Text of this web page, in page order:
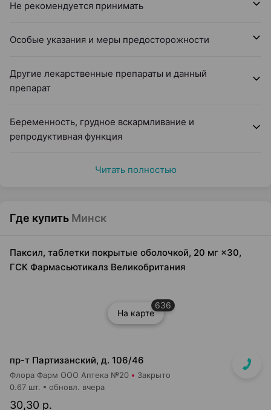
Не рекомендуется принимать
Особые указания и меры предосторожности
Другие лекарственные препараты и данный
препарат
Беременность, грудное вскармливание и
репродуктивная функция
Читать полностью
Где купить Минск
Паксил, таблетки покрытые оболочкой, 20 мг ×30,
ГСК Фармасьютикалз Великобритания
На карте
636
пр-т Партизанский, д. 106/46
Флора Фарм ООО Аптека №20 Закрыто
30,30 р.
0.67 шт. обновл. вчера